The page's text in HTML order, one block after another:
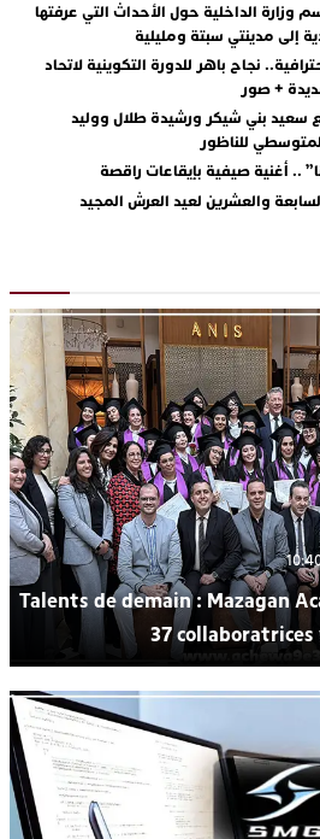
وزارة الداخلية حول الأحداث التي عرفتها
إلى مدينتي سبتة ومليلية
نجاح باهر للدورة التكوينية لاتحاد
+ صور
سعيد بني شيكر ورشيدة طلال ووليد
للناظور
.. أغنية صيفية بإيقاعات راقصة
والعشرين لعيد العرش المجيد
الفني وتؤكد مكانتها بأداء مميز في
القاصر: كواليس مثيرة لعملية تحرير
بالجديدة
يقود قاطرة التكوين بالجديدة ويستضيف
استثنائية
Talents de demain : Mazagan
37 collaboratrices